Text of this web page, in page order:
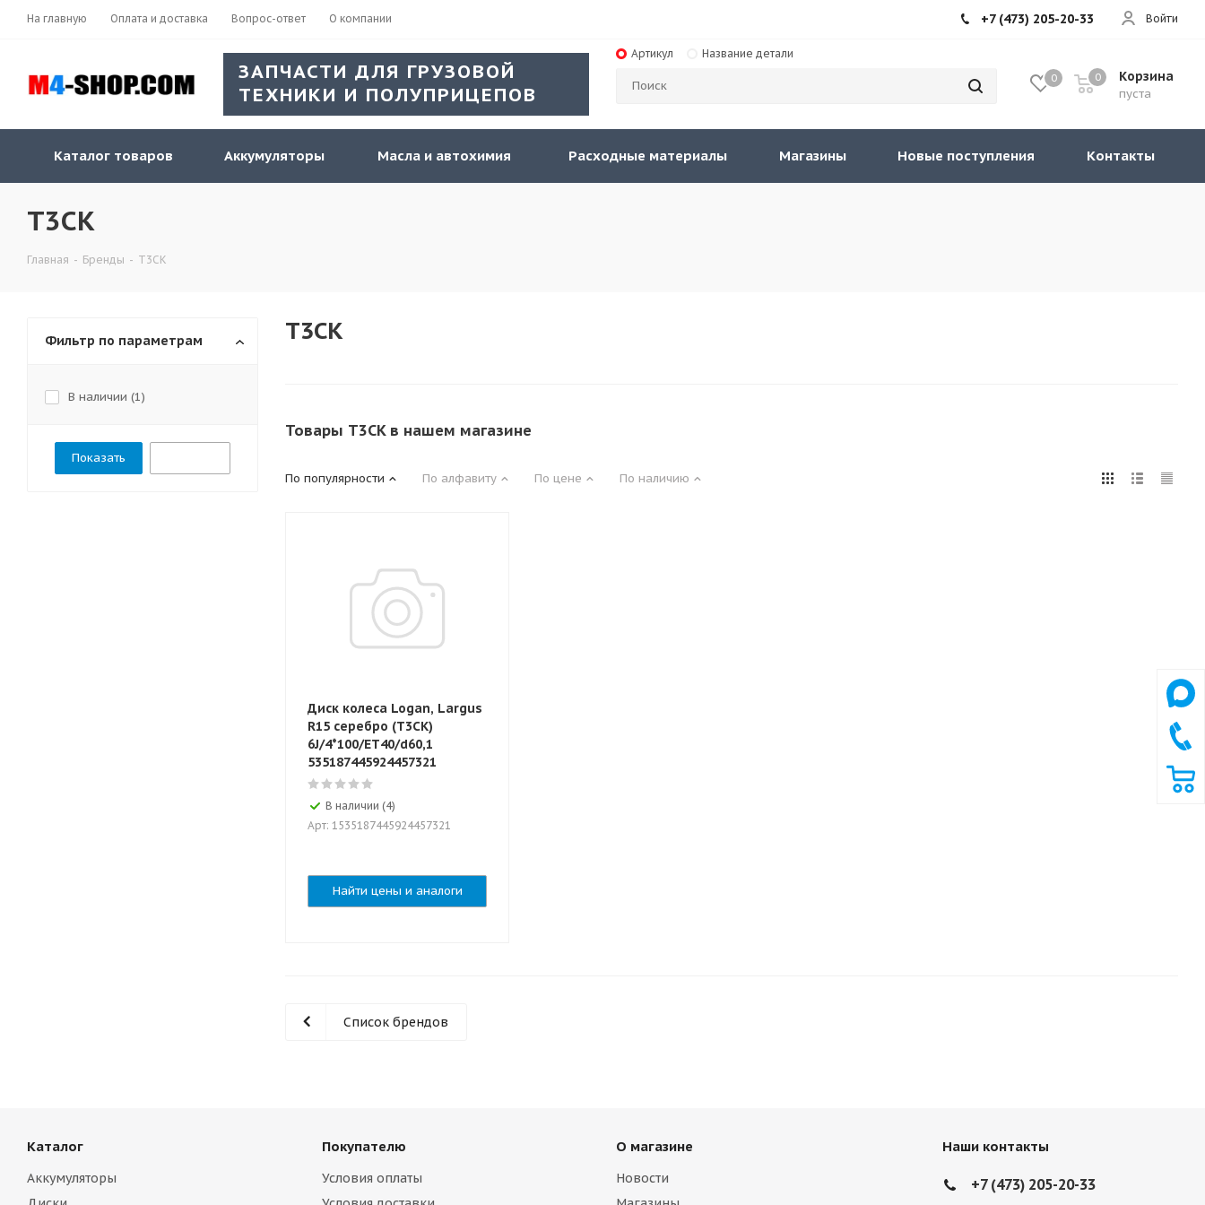
На главную Оплата и доставка Вопрос-ответ О компании Войти
+7 (473) 205-20-33
ЗАПЧАСТИ ДЛЯ ГРУЗОВОЙ
ТЕХНИКИ И ПОЛУПРИЦЕПОВ
Артикул Название детали
0 Корзина
пуста
0
Каталог товаров Аккумуляторы Масла и автохимия Расходные материалы Магазины Новые поступления Контакты
T3CK
Главная - Бренды - T3CK
T3CK
Товары T3CK в нашем магазине
По популярности По алфавиту По цене По наличию
Диск колеса Logan, Largus
R15 серебро (Т3СК)
6J/4*100/ЕТ40/d60,1
535187445924457321
В наличии (4)
Арт: 1535187445924457321
Найти цены и аналоги
Список брендов
Фильтр по параметрам
В наличии (1)
Каталог
Аккумуляторы
Покупателю
Условия оплаты
О магазине
Новости
Наши контакты
+7 (473) 205-20-33